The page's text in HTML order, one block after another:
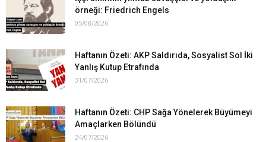
örneği: Friedrich Engels
05/08/2026
Haftanın Özeti: AKP Saldırıda, Sosyalist Sol İki
Yanlış Kutup Etrafında
31/07/2026
Haftanın Özeti: CHP Sağa Yönelerek Büyümeyi
Amaçlarken Bölündü
24/07/2026